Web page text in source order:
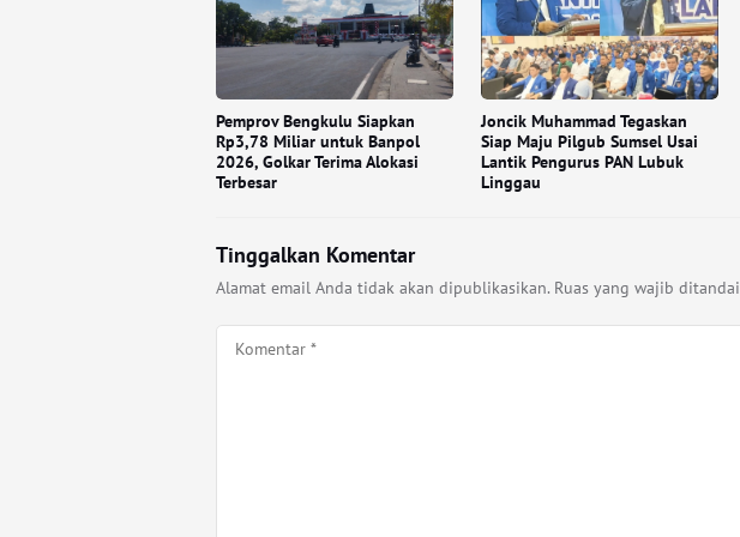
Pemprov Bengkulu Siapkan
Rp3,78 Miliar untuk Banpol
2026, Golkar Terima Alokasi
Terbesar
Joncik Muhammad Tegaskan
Siap Maju Pilgub Sumsel Usai
Lantik Pengurus PAN Lubuk
Linggau
Tinggalkan Komentar
Alamat email Anda tidak akan dipublikasikan. Ruas yang wajib ditandai